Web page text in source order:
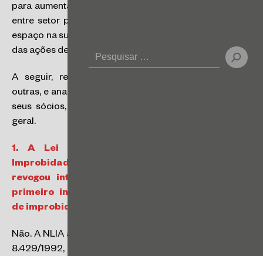
para aumentar a segurança jurídica no relacionamento
entre setor privado e Administração Pública e reduzir
espaço na subjetividade do Poder Judiciário na análise
das ações de improbidade administrativa?
A seguir, respondemos às questões acima, dentre
outras, e analisamos como a nova lei afetará empresas,
seus sócios, cotistas, diretores e o setor privado em
geral.
1. A Lei no. 14.230/2021 (a Nova Lei de
Improbidade Administrativa, ou apenas “NLIA”)
revogou inteiramente a Lei No. 8.429/1992 (o
primeiro instrumento a tratar especificamente
de improbidade administrativa no Brasil)?
Não. A NLIA alterou muito a redação original da Lei No.
8.429/1992, mas parte dos dispositivos da lei original